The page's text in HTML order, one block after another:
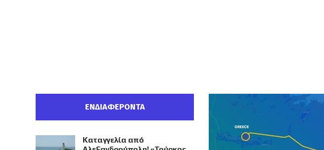
ΕΝΔΙΑΦΕΡΟΝΤΑ
Καταγγελία από